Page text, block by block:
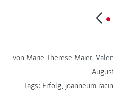
von Marie-Therese Maier,
Tags: Erfolg, joanneum